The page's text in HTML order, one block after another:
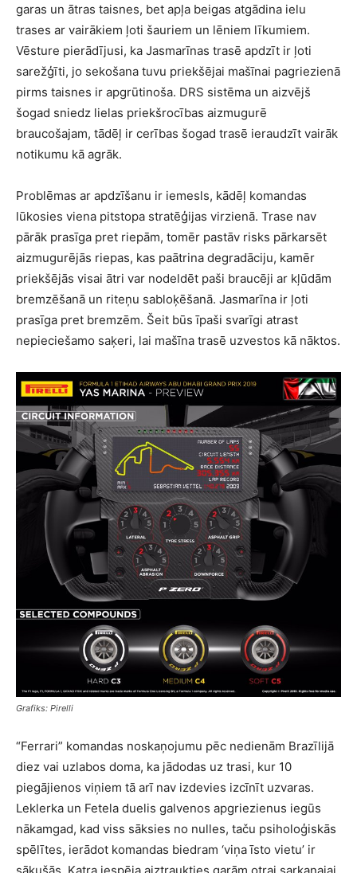
garas un ātras taisnes, bet apļa beigas atgādina ielu
trases ar vairākiem ļoti šauriem un lēniem līkumiem.
Vēsture pierādījusi, ka Jasmarīnas trasē apdzīt ir ļoti
sarežģīti, jo sekošana tuvu priekšējai mašīnai pagriezienā
pirms taisnes ir apgrūtinoša. DRS sistēma un aizvējš
šogad sniedz lielas priekšrocības aizmugurē
braucošajam, tādēļ ir cerības šogad trasē ieraudzīt vairāk
notikumu kā agrāk.
Problēmas ar apdzīšanu ir iemesls, kādēļ komandas
lūkosies viena pitstopa stratēģijas virzienā. Trase nav
pārāk prasīga pret riepām, tomēr pastāv risks pārkarsēt
aizmugurējās riepas, kas paātrina degradāciju, kamēr
priekšējās visai ātri var nodeldēt paši braucēji ar kļūdām
bremzēšanā un riteņu sabloķēšanā. Jasmarīna ir ļoti
prasīga pret bremzēm. Šeit būs īpaši svarīgi atrast
nepieciešamo saķeri, lai mašīna trasē uzvestos kā nāktos.
Grafiks: Pirelli
“Ferrari” komandas noskaņojumu pēc nedienām Brazīlijā
diez vai uzlabos doma, ka jādodas uz trasi, kur 10
piegājienos viņiem tā arī nav izdevies izcīnīt uzvaras.
Leklerka un Fetela duelis galvenos apgriezienus iegūs
nākamgad, kad viss sāksies no nulles, taču psiholoģiskās
spēlītes, ierādot komandas biedram ‘viņa īsto vietu’ ir